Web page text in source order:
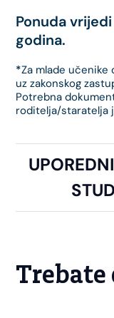
Ponuda
godina.
*Za mlade učenike
uz zakonskog
Potrebna
roditelja/staratelja
Trebate